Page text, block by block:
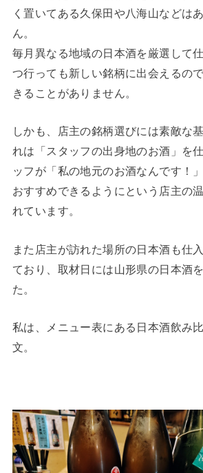
く置いてある久保田や八海山などは
ん。
毎月異なる地域の日本酒を厳選して
つ行っても新しい銘柄に出会えるの
きることがありません。
しかも、店主の銘柄選びには素敵な
れは「スタッフの出身地のお酒」を
ッフが「私の地元のお酒なんです！
おすすめできるようにという店主の
れています。
また店主が訪れた場所の日本酒も仕
ており、取材日には山形県の日本酒
た。
私は、メニュー表にある日本酒飲み
文。